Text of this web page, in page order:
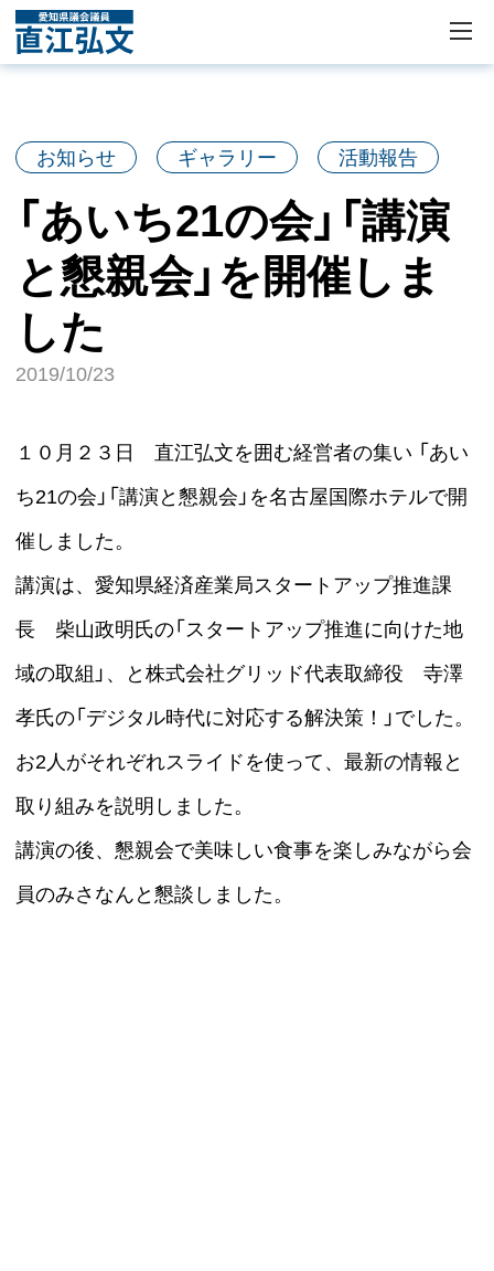
お知らせ ギャラリー 活動報告
「あいち21の会」「講演
と懇親会」を開催しま
した
2019/10/23
１０月２３日 直江弘文を囲む経営者の集い 「あい
ち21の会」「講演と懇親会」を名古屋国際ホテルで開
催しました。
講演は、愛知県経済産業局スタートアップ推進課
長 柴山政明氏の「スタートアップ推進に向けた地
域の取組」、と株式会社グリッド代表取締役 寺澤
孝氏の「デジタル時代に対応する解決策！」でした。
お2人がそれぞれスライドを使って、最新の情報と
取り組みを説明しました。
講演の後、懇親会で美味しい食事を楽しみながら会
員のみさなんと懇談しました。